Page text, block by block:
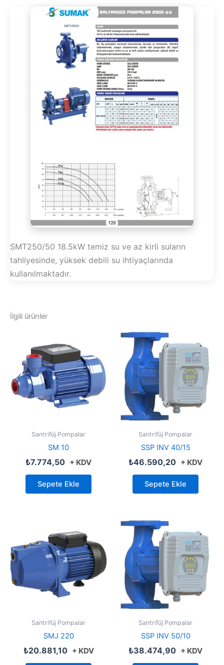
SMT250/50 18.5kW temiz su ve az kirli suların
tahliyesinde, yüksek debili su ihtiyaçlarında
kullanılmaktadır.
İlgili ürünler
Santrifüj Pompalar
SM 10
₺7.774,50 + KDV
Sepete Ekle
Santrifüj Pompalar
SSP INV 40/15
₺46.590,20 + KDV
Sepete Ekle
Santrifüj Pompalar
SMJ 220
₺20.881,10 + KDV
Santrifüj Pompalar
SSP INV 50/10
₺38.474,90 + KDV